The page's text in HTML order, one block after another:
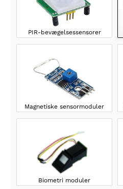
PIR-bevægelsessensorer
Magnetiske sensormoduler
Biometri moduler